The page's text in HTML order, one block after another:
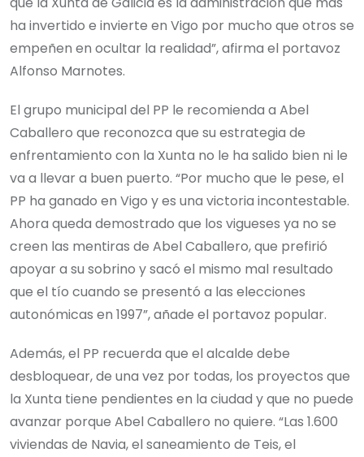
ha invertido e invierte en Vigo por mucho que otros se
empeñen en ocultar la realidad”, afirma el portavoz
Alfonso Marnotes.
El grupo municipal del PP le recomienda a Abel
Caballero que reconozca que su estrategia de
enfrentamiento con la Xunta no le ha salido bien ni le
va a llevar a buen puerto. “Por mucho que le pese, el
PP ha ganado en Vigo y es una victoria incontestable.
Ahora queda demostrado que los vigueses ya no se
creen las mentiras de Abel Caballero, que prefirió
apoyar a su sobrino y sacó el mismo mal resultado
que el tío cuando se presentó a las elecciones
autonómicas en 1997”, añade el portavoz popular.
Además, el PP recuerda que el alcalde debe
desbloquear, de una vez por todas, los proyectos que
la Xunta tiene pendientes en la ciudad y que no puede
avanzar porque Abel Caballero no quiere. “Las 1.600
viviendas de Navia, el saneamiento de Teis, el